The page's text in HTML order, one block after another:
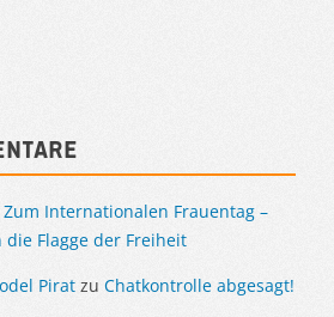
Zum Internationalen Frauentag –
Flagge der Freiheit
Pirat zu Chatkontrolle abgesagt!